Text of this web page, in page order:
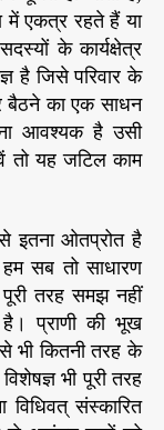
में एकत्र रहते हैं या
के कार्यक्षेत्र
है जिसे परिवार के
का एक साधन
आवश्यक है उसी
तो यह जटिल काम
इतना ओतप्रोत है
सब तो साधारण
तरह समझ नहीं
है। प्राणी की भूख
भी कितनी तरह के
भी पूरी तरह
संस्कारित